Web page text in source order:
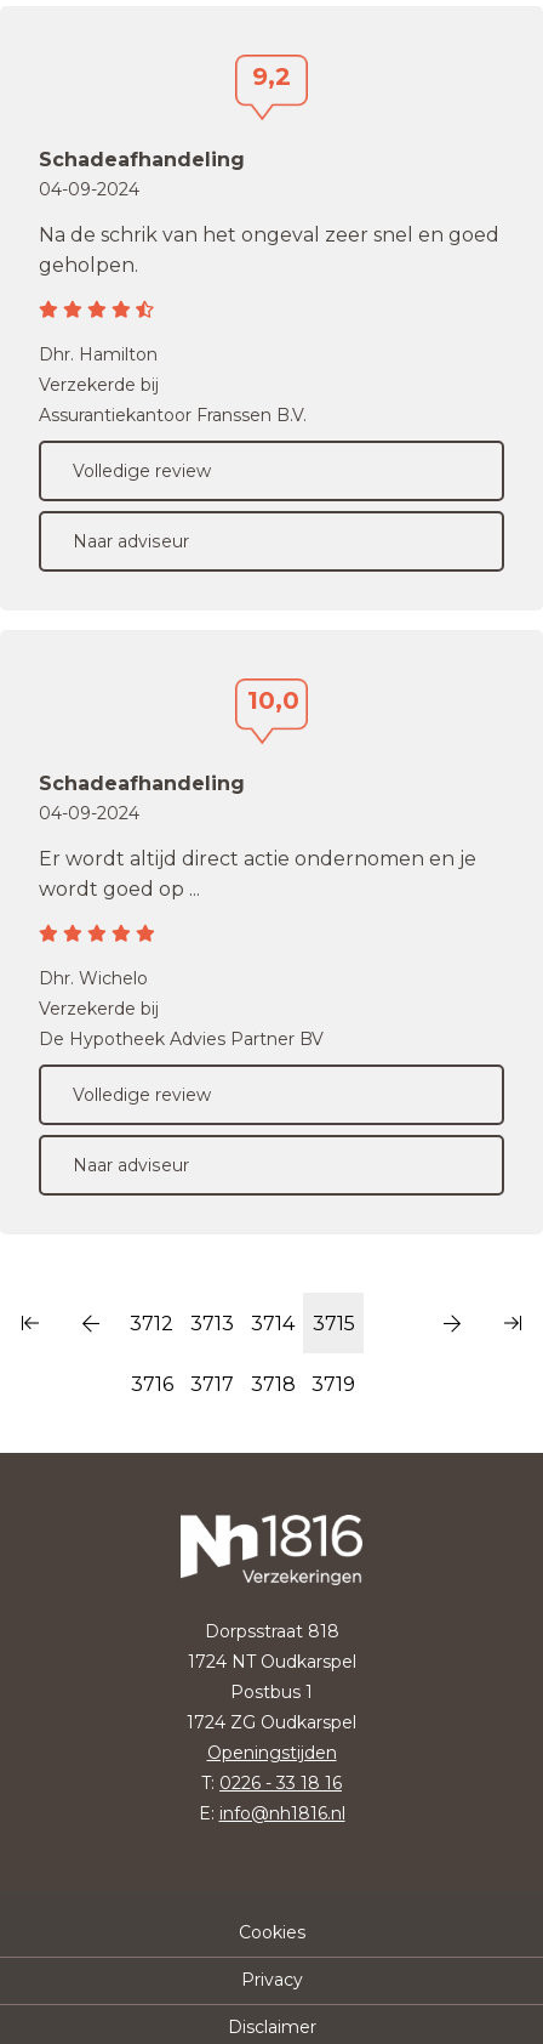
9,2
Schadeafhandeling
04-09-2024
Na de schrik van het ongeval zeer snel en goed
geholpen.
Dhr. Hamilton
Verzekerde bij
Assurantiekantoor Franssen B.V.
Volledige review
Naar adviseur
10,0
Schadeafhandeling
04-09-2024
Er wordt altijd direct actie ondernomen en je
wordt goed op ...
Dhr. Wichelo
Verzekerde bij
De Hypotheek Advies Partner BV
Volledige review
Naar adviseur
3712 3713 3714 3715
3716 3717 3718 3719
Dorpsstraat 818
1724 NT Oudkarspel
Postbus 1
1724 ZG Oudkarspel
Openingstijden
T: 0226 - 33 18 16
E: info@nh1816.nl
Cookies
Privacy
Disclaimer